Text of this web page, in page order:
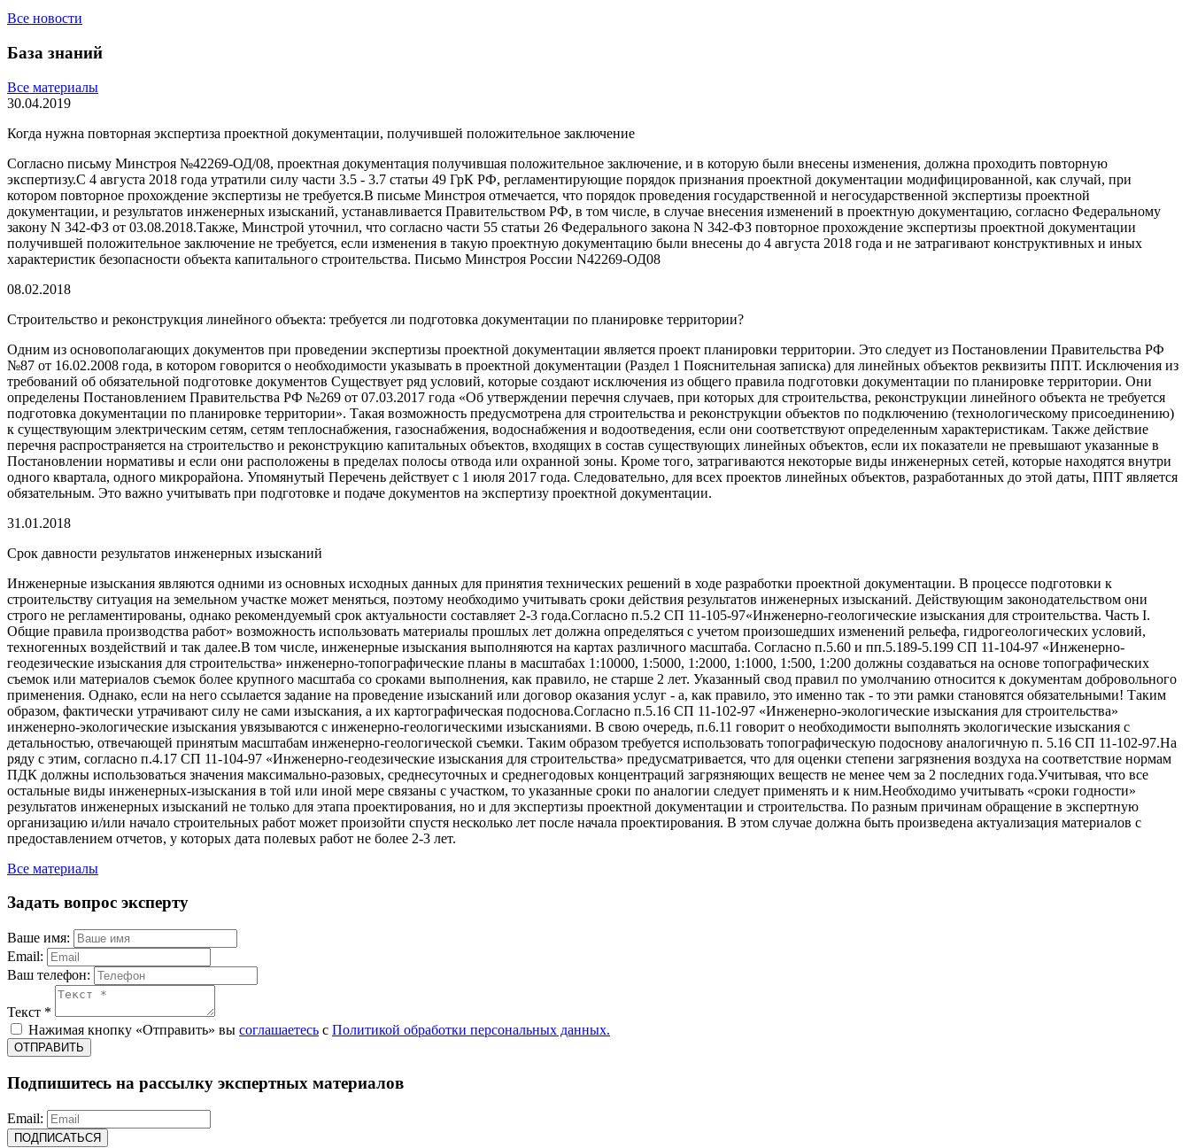
Все новости
База знаний
Все материалы
30.04.2019
Когда нужна повторная экспертиза проектной документации, получившей положительное заключение
Согласно письму Минстроя №42269-ОД/08, проектная документация получившая положительное заключение, и в которую были внесены изменения, должна проходить повторную
экспертизу.С 4 августа 2018 года утратили силу части 3.5 - 3.7 статьи 49 ГрК РФ, регламентирующие порядок признания проектной документации модифицированной, как случай, при
котором повторное прохождение экспертизы не требуется.В письме Минстроя отмечается, что порядок проведения государственной и негосударственной экспертизы проектной
документации, и результатов инженерных изысканий, устанавливается Правительством РФ, в том числе, в случае внесения изменений в проектную документацию, согласно Федеральному
закону N 342-ФЗ от 03.08.2018.Также, Минстрой уточнил, что согласно части 55 статьи 26 Федерального закона N 342-ФЗ повторное прохождение экспертизы проектной документации
получившей положительное заключение не требуется, если изменения в такую проектную документацию были внесены до 4 августа 2018 года и не затрагивают конструктивных и иных
характеристик безопасности объекта капитального строительства. Письмо Минстроя России N42269-ОД08
08.02.2018
Строительство и реконструкция линейного объекта: требуется ли подготовка документации по планировке территории?
Одним из основополагающих документов при проведении экспертизы проектной документации является проект планировки территории. Это следует из Постановлении Правительства РФ
№87 от 16.02.2008 года, в котором говорится о необходимости указывать в проектной документации (Раздел 1 Пояснительная записка) для линейных объектов реквизиты ППТ. Исключения из
требований об обязательной подготовке документов Существует ряд условий, которые создают исключения из общего правила подготовки документации по планировке территории. Они
определены Постановлением Правительства РФ №269 от 07.03.2017 года «Об утверждении перечня случаев, при которых для строительства, реконструкции линейного объекта не требуется
подготовка документации по планировке территории». Такая возможность предусмотрена для строительства и реконструкции объектов по подключению (технологическому присоединению)
к существующим электрическим сетям, сетям теплоснабжения, газоснабжения, водоснабжения и водоотведения, если они соответствуют определенным характеристикам. Также действие
перечня распространяется на строительство и реконструкцию капитальных объектов, входящих в состав существующих линейных объектов, если их показатели не превышают указанные в
Постановлении нормативы и если они расположены в пределах полосы отвода или охранной зоны. Кроме того, затрагиваются некоторые виды инженерных сетей, которые находятся внутри
одного квартала, одного микрорайона. Упомянутый Перечень действует с 1 июля 2017 года. Следовательно, для всех проектов линейных объектов, разработанных до этой даты, ППТ является
обязательным. Это важно учитывать при подготовке и подаче документов на экспертизу проектной документации.
31.01.2018
Срок давности результатов инженерных изысканий
Инженерные изыскания являются одними из основных исходных данных для принятия технических решений в ходе разработки проектной документации. В процессе подготовки к
строительству ситуация на земельном участке может меняться, поэтому необходимо учитывать сроки действия результатов инженерных изысканий. Действующим законодательством они
строго не регламентированы, однако рекомендуемый срок актуальности составляет 2-3 года.Согласно п.5.2 СП 11-105-97«Инженерно-геологические изыскания для строительства. Часть I.
Общие правила производства работ» возможность использовать материалы прошлых лет должна определяться с учетом произошедших изменений рельефа, гидрогеологических условий,
техногенных воздействий и так далее.В том числе, инженерные изыскания выполняются на картах различного масштаба. Согласно п.5.60 и пп.5.189-5.199 СП 11-104-97 «Инженерно-
геодезические изыскания для строительства» инженерно-топографические планы в масштабах 1:10000, 1:5000, 1:2000, 1:1000, 1:500, 1:200 должны создаваться на основе топографических
съемок или материалов съемок более крупного масштаба со сроками выполнения, как правило, не старше 2 лет. Указанный свод правил по умолчанию относится к документам добровольного
применения. Однако, если на него ссылается задание на проведение изысканий или договор оказания услуг - а, как правило, это именно так - то эти рамки становятся обязательными! Таким
образом, фактически утрачивают силу не сами изыскания, а их картографическая подоснова.Согласно п.5.16 СП 11-102-97 «Инженерно-экологические изыскания для строительства»
инженерно-экологические изыскания увязываются с инженерно-геологическими изысканиями. В свою очередь, п.6.11 говорит о необходимости выполнять экологические изыскания с
детальностью, отвечающей принятым масштабам инженерно-геологической съемки. Таким образом требуется использовать топографическую подоснову аналогичную п. 5.16 СП 11-102-97.На
ряду с этим, согласно п.4.17 СП 11-104-97 «Инженерно-геодезические изыскания для строительства» предусматривается, что для оценки степени загрязнения воздуха на соответствие нормам
ПДК должны использоваться значения максимально-разовых, среднесуточных и среднегодовых концентраций загрязняющих веществ не менее чем за 2 последних года.Учитывая, что все
остальные виды инженерных-изыскания в той или иной мере связаны с участком, то указанные сроки по аналогии следует применять и к ним.Необходимо учитывать «сроки годности»
результатов инженерных изысканий не только для этапа проектирования, но и для экспертизы проектной документации и строительства. По разным причинам обращение в экспертную
организацию и/или начало строительных работ может произойти спустя несколько лет после начала проектирования. В этом случае должна быть произведена актуализация материалов с
предоставлением отчетов, у которых дата полевых работ не более 2-3 лет.
Все материалы
Задать вопрос эксперту
Ваше имя:
Email:
Ваш телефон:
Текст *
Нажимая кнопку «Отправить» вы соглашаетесь с Политикой обработки персональных данных.
ОТПРАВИТЬ
Подпишитесь на рассылку экспертных материалов
Email:
ПОДПИСАТЬСЯ